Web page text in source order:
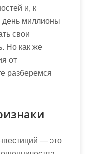
и, к
миллионы
свои
Но как же
от
разберемся
— это